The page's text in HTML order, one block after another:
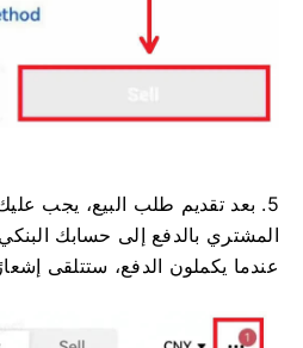
5. بعد تقديم طلب البيع، يجب
المشتري بالدفع إلى حسابك
عندما يكملون الدفع، ستتلقى